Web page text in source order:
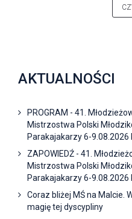
AKTUALNOŚCI
PROGRAM - 41.
Mistrzostwa Polski
Parakajakarzy 6-9.08.2026
ZAPOWIEDŹ - 41.
Mistrzostwa Polski
Parakajakarzy 6-9.08.2026
Coraz bliżej MŚ na Malcie.
magię tej dyscypliny